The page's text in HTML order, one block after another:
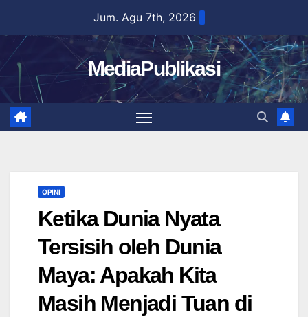
content
Jum. Agu 7th, 2026
MediaPublikasi
OPINI
Ketika Dunia Nyata
Tersisih oleh Dunia
Maya: Apakah Kita
Masih Menjadi Tuan di